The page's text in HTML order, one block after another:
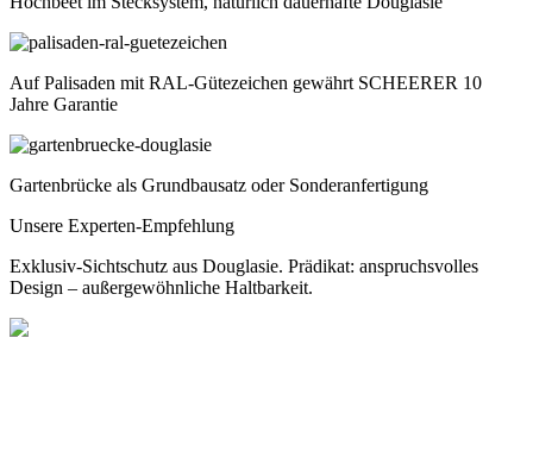
Auf Palisaden mit RAL-Gütezeichen gewährt SCHEERER 10
Jahre Garantie
Gartenbrücke als Grundbausatz oder Sonderanfertigung
Unsere Experten-Empfehlung
Exklusiv-Sichtschutz aus Douglasie. Prädikat: anspruchsvolles
Design – außergewöhnliche Haltbarkeit.